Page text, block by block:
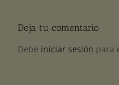
Deja tu comentario
Debe iniciar sesión para